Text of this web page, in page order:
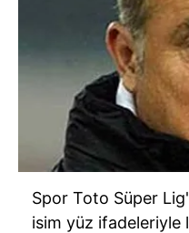
Spor Toto Süper
isim yüz ifadeleriyle